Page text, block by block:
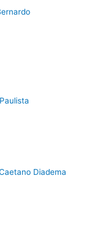
Diadema